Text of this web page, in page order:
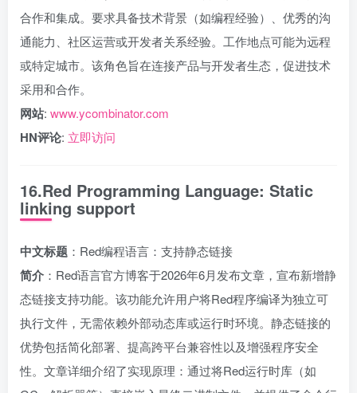
合作和集成。要求具备技术背景（如编程经验）、优秀的沟
通能力、社区运营或开发者关系经验。工作地点可能为远程
或特定城市。该角色旨在连接产品与开发者生态，促进技术
采用和合作。
网站: www.ycombinator.com
HN评论: 立即访问
16.Red Programming Language: Static
linking support
中文标题 ：Red编程语言：支持静态链接
简介 ：Red语言官方博客于2026年6月发布文章，宣布新增静
态链接支持功能。该功能允许用户将Red程序编译为独立可
执行文件，无需依赖外部动态库或运行时环境。静态链接的
优势包括简化部署、提高跨平台兼容性以及增强程序安全
性。文章详细介绍了实现原理：通过将Red运行时库（如